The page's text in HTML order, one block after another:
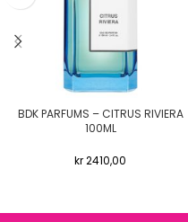
BDK PARFUMS – CITRUS RIVIERA
100ML
kr2410,00